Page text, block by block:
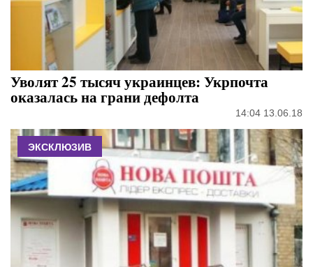
Уволят 25 тысяч украинцев: Укрпочта
оказалась на грани дефолта
14:04 13.06.18
ЭКСКЛЮЗИВ